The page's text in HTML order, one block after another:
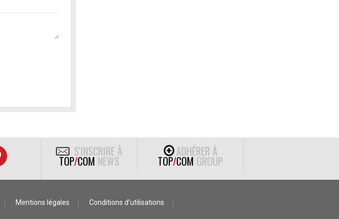
S'INSCRIRE À
TOP/COM NEWS
ADHÉRER À
TOP/COM GROUP
Mentions légales Conditions d’utilisations